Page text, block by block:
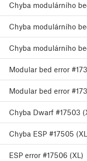
Chyba modulárního
Chyba modulárního
Chyba modulárního
Modular bed error
Modular bed error
Chyba Dwarf #17503
Chyba ESP #17505
ESP error #17506 (XL)